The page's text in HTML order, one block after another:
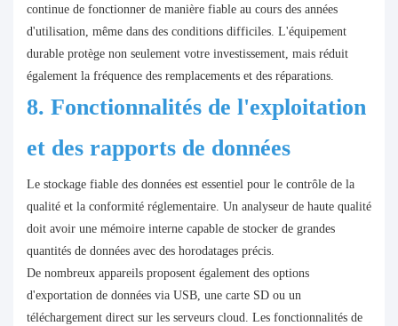
continue de fonctionner de manière fiable au cours des années
d'utilisation, même dans des conditions difficiles. L'équipement
durable protège non seulement votre investissement, mais réduit
également la fréquence des remplacements et des réparations.
8. Fonctionnalités de l'exploitation
et des rapports de données
Le stockage fiable des données est essentiel pour le contrôle de la
qualité et la conformité réglementaire. Un analyseur de haute qualité
doit avoir une mémoire interne capable de stocker de grandes
quantités de données avec des horodatages précis.
De nombreux appareils proposent également des options
d'exportation de données via USB, une carte SD ou un
téléchargement direct sur les serveurs cloud. Les fonctionnalités de